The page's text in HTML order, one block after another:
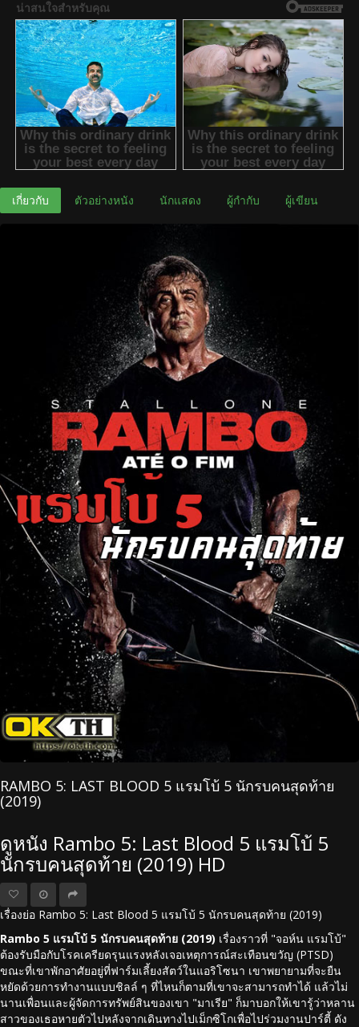
เกี่ยวกับ ตัวอย่างหนัง นักแสดง ผู้กำกับ ผู้เขียน
RAMBO 5: LAST BLOOD 5 แรมโบ้ 5 นักรบคนสุดท้าย
(2019)
ดูหนัง Rambo 5: Last Blood 5 แรมโบ้ 5
นักรบคนสุดท้าย (2019) HD
เรื่องย่อ Rambo 5: Last Blood 5 แรมโบ้ 5 นักรบคนสุดท้าย (2019)
Rambo 5 แรมโบ้ 5 นักรบคนสุดท้าย (2019) เรื่องราวที่ "จอห์น แรมโบ้"
ต้องรับมือกับโรคเครียดรุนแรงหลังเจอเหตุการณ์สะเทือนขวัญ (PTSD)
ขณะที่เขาพักอาศัยอยู่ที่ฟาร์มเลี้ยงสัตว์ในแอริโซนา เขาพยายามที่จะยืน
หยัดด้วยการทำงานแบบชิลล์ ๆ ที่ไหนก็ตามที่เขาจะสามารถทำได้ แล้วไม่
นานเพื่อนและผู้จัดการทรัพย์สินของเขา "มาเรีย" ก็มาบอกให้เขารู้ว่าหลาน
สาวของเธอหายตัวไปหลังจากเดินทางไปเม็กซิโกเพื่อไปร่วมงานปาร์ตี้ ดัง